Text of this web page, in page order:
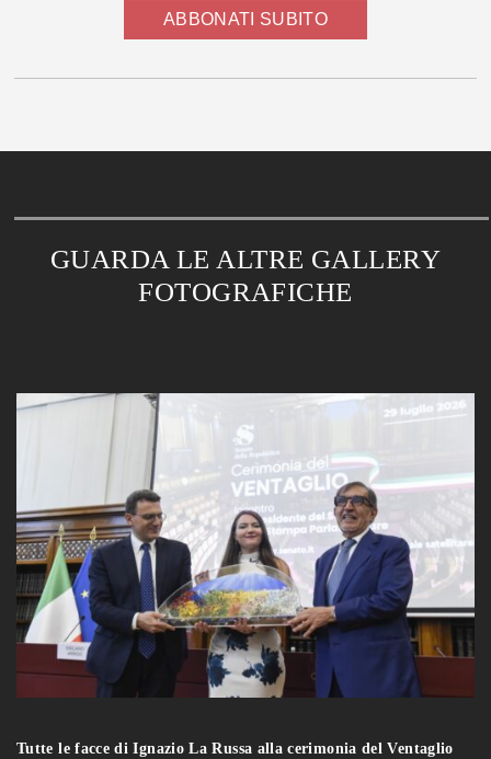
ABBONATI SUBITO
GUARDA LE ALTRE GALLERY
FOTOGRAFICHE
Tutte le facce di Ignazio La Russa alla cerimonia del Ventaglio